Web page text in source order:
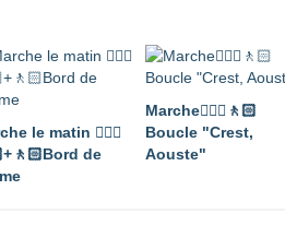
le matin 🚶🏼‍♂️
de
Marche🚶🏼‍♂️🚶🏻
Boucle "Crest,
Aouste"